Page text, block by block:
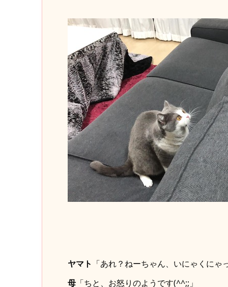
ヤマト 「あれ？ねーちゃん、いにゃくにゃ
母「ちと、お怒りのようです(^^;;」